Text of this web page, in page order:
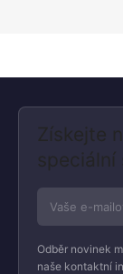
Získejte
speciální
Odběr novinek
naše kontaktní